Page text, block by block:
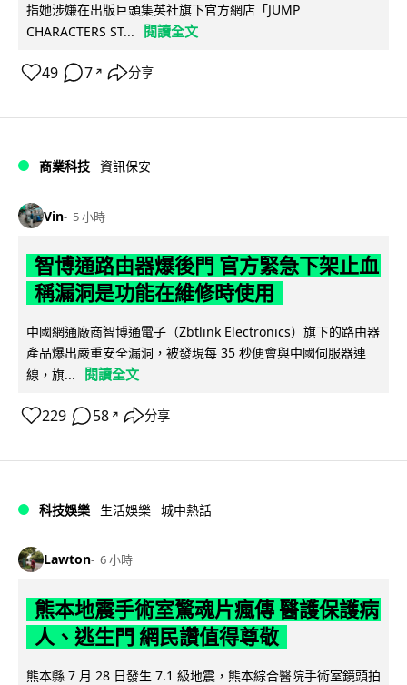
指她涉嫌在出版巨頭集英社旗下官方網店「JUMP
CHARACTERS ST...
閱讀全文
49 7 ↗ 分享
商業科技 資訊保安
Vin 5 小時
智博通路由器爆後門 官方緊急下架止血
稱漏洞是功能在維修時使用
中國網通廠商智博通電子（Zbtlink Electronics）旗下的路由器
產品爆出嚴重安全漏洞，被發現每 35 秒便會與中國伺服器連
線，旗...
閱讀全文
229 58 ↗ 分享
科技娛樂 生活娛樂 城中熱話
Lawton 6 小時
熊本地震手術室驚魂片瘋傳 醫護保護病
人、逃生門 網民讚值得尊敬
熊本縣 7 月 28 日發生 7.1 級地震，熊本綜合醫院手術室鏡頭拍